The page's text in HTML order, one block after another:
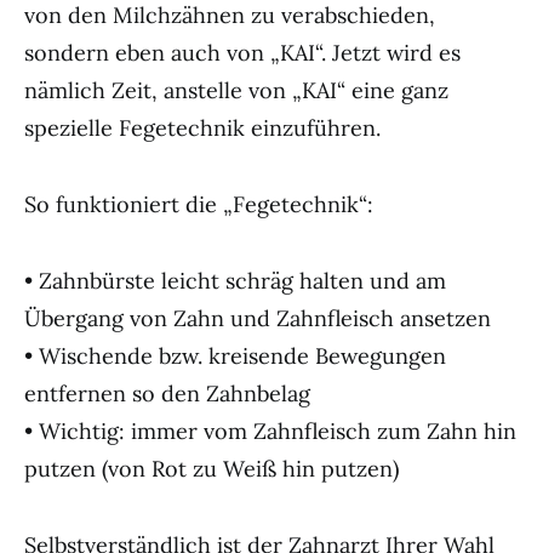
von den Milchzähnen zu verabschieden,
sondern eben auch von „KAI“. Jetzt wird es
nämlich Zeit, anstelle von „KAI“ eine ganz
spezielle Fegetechnik einzuführen.
So funktioniert die „Fegetechnik“:
• Zahnbürste leicht schräg halten und am
Übergang von Zahn und Zahnfleisch ansetzen
• Wischende bzw. kreisende Bewegungen
entfernen so den Zahnbelag
• Wichtig: immer vom Zahnfleisch zum Zahn hin
putzen (von Rot zu Weiß hin putzen)
Selbstverständlich ist der Zahnarzt Ihrer Wahl